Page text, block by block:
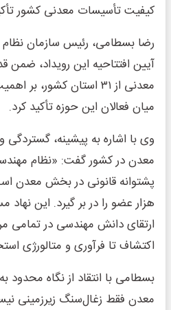
کیفیت تأسیسات معدنی کشور
رضا بسطامی، رئیس سازمان
آیین افتتاحیه این رویداد، ضمن
معدنی از ۳۱ استان کشور،
میان فعالان این حوزه تأکید کرد.
وی با اشاره به پیشینه،
معدن در کشور گفت: «نظام
هزار عضو را در بر گیرد. این
ارتقای دانش مهندسی در تمامی
اکتشاف تا فرآوری و متالورژی
بسطامی با انتقاد از نگاه محدود
معدن فقط زغال‌سنگ زیرزمینی